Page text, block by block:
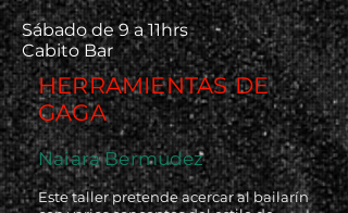
Sábado de 9 a 11hrs
Cabito Bar
HERRAMIENTAS DE
GAGA
Naiara Bermudez
Este taller pretende acercar al bailarín